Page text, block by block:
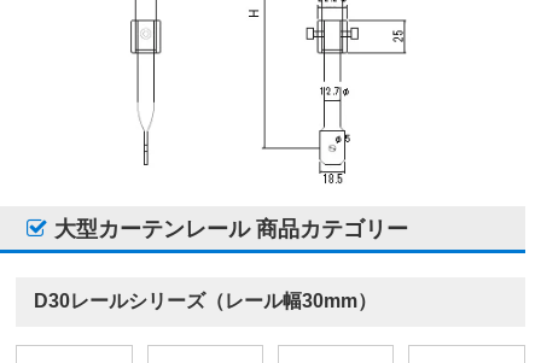
大型カーテンレール 商品カテゴリー
D30レールシリーズ（レール幅30mm）